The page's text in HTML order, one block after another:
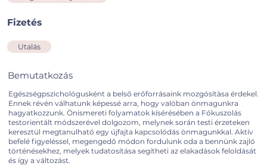
Fizetés
Utalás
Bemutatkozás
Egészségpszichológusként a belső erőforrásaink mozgósítàsa érdekel.
Ennek révén válhatunk képessé arra, hogy valóban önmagunkra
hagyatkozzunk. Önismereti folyamatok kísérésében a Fókuszolás
testorientált módszerével dolgozom, melynek során testi érzeteken
keresztül megtanulható egy újfajta kapcsolódás önmagunkkal. Aktív
befelé figyeléssel, megengedő módon fordulunk oda a bennünk zajló
történésekhez, melyek tudatosítása segítheti az elakadások feloldását
és így a változást.